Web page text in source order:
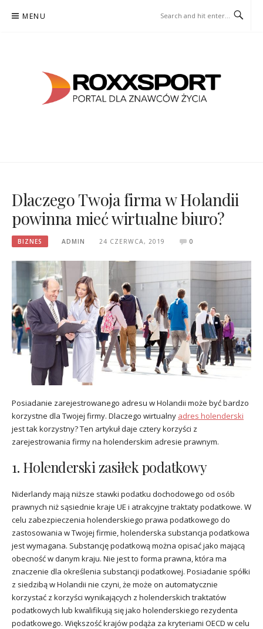
MENU
Dlaczego Twoja firma w Holandii
powinna mieć wirtualne biuro?
BIZNES ADMIN 24 CZERWCA, 2019 0
Posiadanie zarejestrowanego adresu w Holandii może być bardzo
korzystne dla Twojej firmy. Dlaczego wirtualny adres holenderski
jest tak korzystny? Ten artykuł daje cztery korzyści z
zarejestrowania firmy na holenderskim adresie prawnym.
1. Holenderski zasiłek podatkowy
Niderlandy mają niższe stawki podatku dochodowego od osób
prawnych niż sąsiednie kraje UE i atrakcyjne traktaty podatkowe. W
celu zabezpieczenia holenderskiego prawa podatkowego do
zastosowania w Twojej firmie, holenderska substancja podatkowa
jest wymagana. Substancję podatkową można opisać jako mającą
obecność w danym kraju. Nie jest to forma prawna, która ma
znaczenie dla określenia substancji podatkowej. Posiadanie spółki
z siedzibą w Holandii nie czyni, że może on automatycznie
korzystać z korzyści wynikających z holenderskich traktatów
podatkowych lub kwalifikują się jako holenderskiego rezydenta
podatkowego. Większość krajów podąża za kryteriami OECD w celu